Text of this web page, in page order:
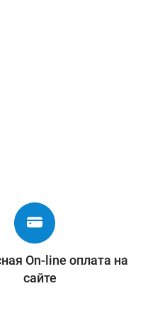
On-line оплата на
сайте